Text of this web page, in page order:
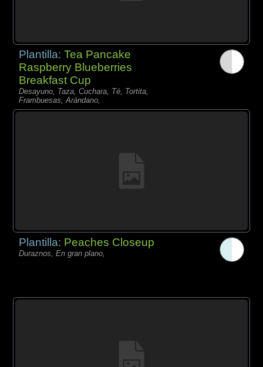
Plantilla:Tea Pancake
Raspberry Blueberries
Breakfast Cup
Desayuno, Taza, Cuchara, Té, Tortita,
Frambuesas, Arándano,
Plantilla: Peaches Closeup
Duraznos, En gran plano,